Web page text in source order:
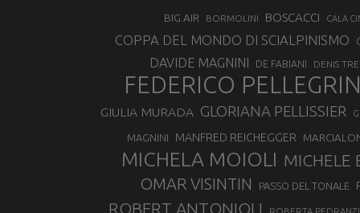
BIG AIR
BORMOLINI BOSCACCI CALA
COPPA DEL MONDO DI SCIALPINISMO
DAVIDE MAGNINI DE FABIANI DENIS
FEDERICO
GIULIA MURADA GLORIANA PELLISSIER
MAGNINI MANFRED REICHEGGER
MICHELA MOIOLI MICHELE
OMAR VISINTIN PASSO DEL TONALE
ROBERT ANTONIOLI